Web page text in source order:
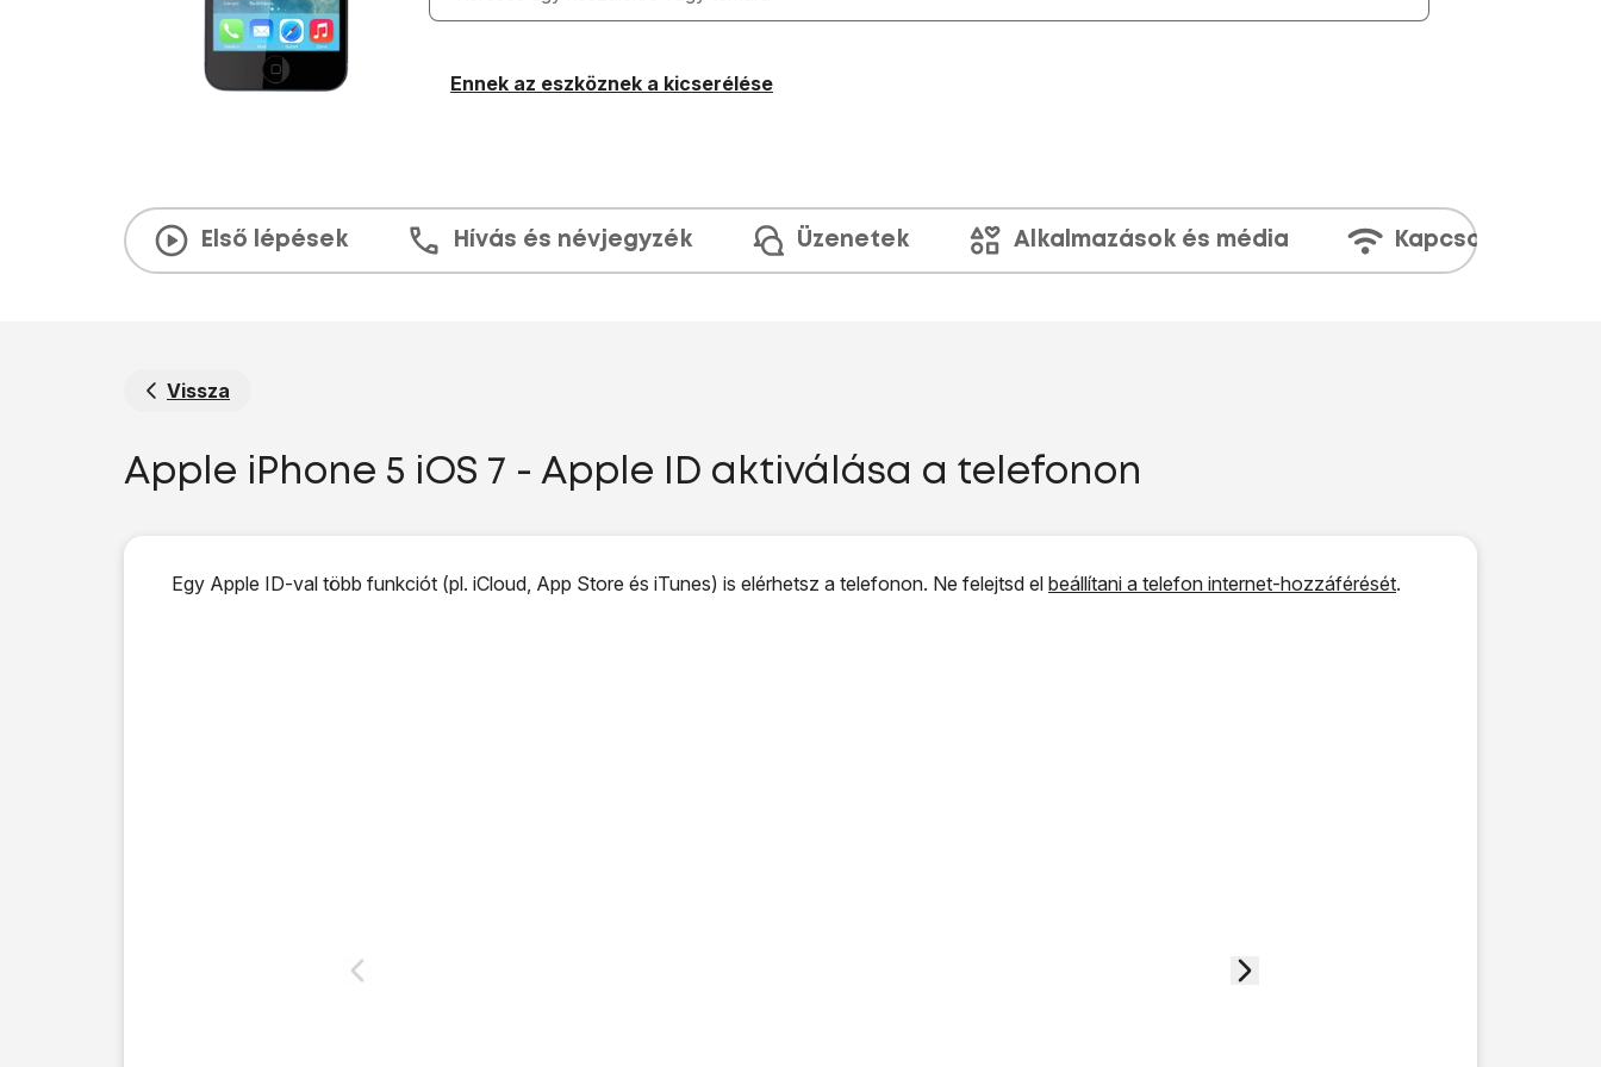
Ennek az eszköznek a kicserélése
Első lépések Hívás és névjegyzék Üzenetek Alkalmazások és média Kapcsolatok
Vissza
Apple iPhone 5 iOS 7 - Apple ID aktiválása a telefonon
Egy Apple ID-val több funkciót (pl. iCloud, App Store és iTunes) is elérhetsz a telefonon. Ne felejtsd el beállítani a telefon internet-hozzáférését.